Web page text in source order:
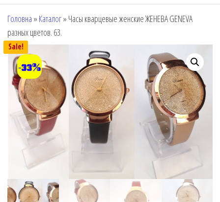
Головна » Каталог» Часы кварцевые женские ЖЕНЕВА GENEVA
разных цветов. 63.
Sale!
-33%